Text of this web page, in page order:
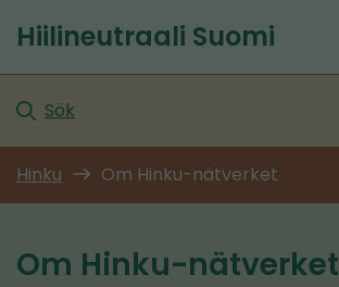
till
Startsida
Hiilineutraali Suomi
Sök
Hinku Om Hinku-nätverket
Om Hinku-nätverket